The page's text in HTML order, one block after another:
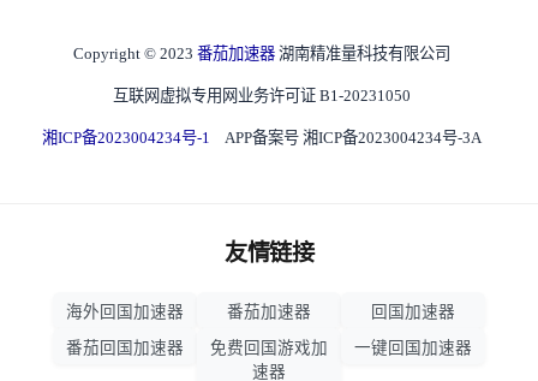
Copyright © 2023 番茄加速器 湖南精准量科技有限公司
互联网虚拟专用网业务许可证 B1-20231050
湘ICP备2023004234号-1 APP备案号 湘ICP备2023004234号-3A
友情链接
海外回国加速器 番茄加速器
回国加速器
番茄回国加速器
免费回国游戏加
速器
一键回国加速器